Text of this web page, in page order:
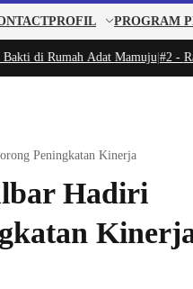
PROFIL PROGRAM
di Rumah Adat Mamuju|#2 -
Peningkatan Kinerja
Hadiri